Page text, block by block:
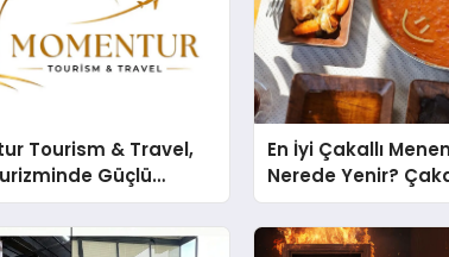
Tourism & Travel,
Güçlü
Ağıyla Fark
En İyi Çakallı
Nerede Yenir?
Rehberi